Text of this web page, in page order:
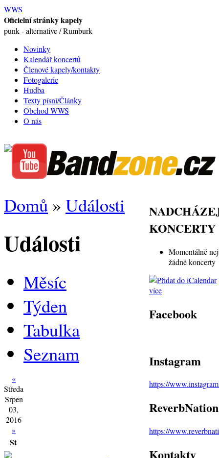
WWS
Oficielní stránky kapely
punk - alternative / Rumburk
Novinky
Kalendář koncertů
Členové kapely/kontakty
Fotogalerie
Hudba
Texty písní/Články
Obchod WWS
O nás
Domů » Události
Události
Měsíc
Týden
Tabulka
Seznam
«
Středa
Srpen
03,
2016
»
St
KONCERTY
Momentálně
žádné koncerty
více
Facebook
Instagram
https://
ReverbNation
https://
Kontakty